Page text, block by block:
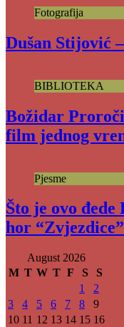
Fotografija
Dušan Stijović
BIBLIOTEKA
Božidar
film jednog
Pjesme
Što je ovo
hor
August 2026
M T W T F S
S
1
2
3
4 5 6 7 8
9
10 11 12 13 14 15 16